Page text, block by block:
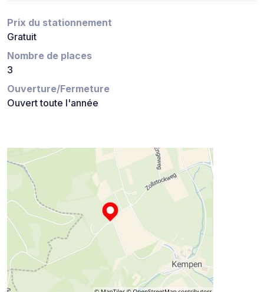
Prix du stationnement
Gratuit
Nombre de places
3
Ouverture/Fermeture
Ouvert toute l'année